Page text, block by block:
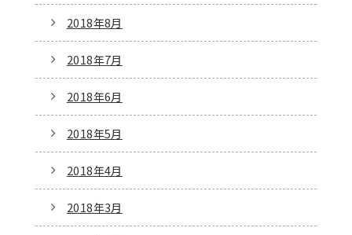
2018年8月
2018年7月
2018年6月
2018年5月
2018年4月
2018年3月